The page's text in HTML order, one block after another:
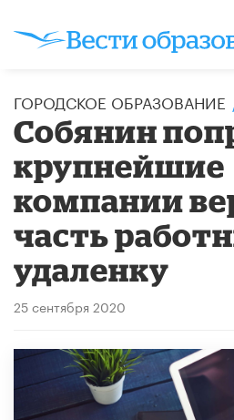
ГОРОДСКОЕ ОБРАЗОВАНИЕ
Собянин
крупнейшие
компании
часть
удаленку
25 сентября 2020